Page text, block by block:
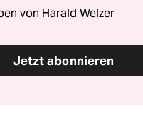
von Harald Welzer
Jetzt abonnieren